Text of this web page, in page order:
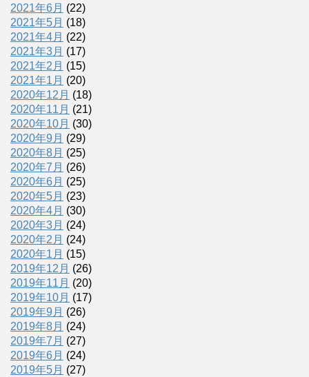
2021年6月 (22)
2021年5月 (18)
2021年4月 (22)
2021年3月 (17)
2021年2月 (15)
2021年1月 (20)
2020年12月 (18)
2020年11月 (21)
2020年10月 (30)
2020年9月 (29)
2020年8月 (25)
2020年7月 (26)
2020年6月 (25)
2020年5月 (23)
2020年4月 (30)
2020年3月 (24)
2020年2月 (24)
2020年1月 (15)
2019年12月 (26)
2019年11月 (20)
2019年10月 (17)
2019年9月 (26)
2019年8月 (24)
2019年7月 (27)
2019年6月 (24)
2019年5月 (27)